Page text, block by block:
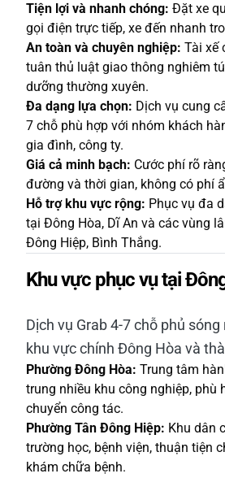
Tiện lợi và nhanh chóng: Đặt xe
gọi điện trực tiếp, xe đến nhanh
An toàn và chuyên nghiệp: Tài xế
tuân thủ luật giao thông nghiêm
dưỡng thường xuyên.
Đa dạng lựa chọn: Dịch vụ cung
7 chỗ phù hợp với nhóm khách
gia đình, công ty.
Giá cả minh bạch: Cước phí rõ
đường và thời gian, không có phí
Hỗ trợ khu vực rộng: Phục vụ đa
tại Đông Hòa, Dĩ An và các vùng
Đông Hiệp, Bình Thắng.
Khu vực phục vụ tại
Dịch vụ Grab 4-7 chỗ phủ
khu vực chính Đông Hòa và
Phường Đông Hòa: Trung tâm
trung nhiều khu công nghiệp, phù
chuyển công tác.
Phường Tân Đông Hiệp: Khu dân
trường học, bệnh viện, thuận tiện
khám chữa bệnh.